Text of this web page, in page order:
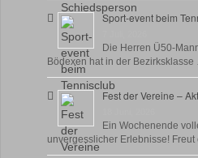
Sport-event beim
Die Herren Ü50-
Bödexen hat in der
Fest der Vereine –
Ein Wochenende
unvergesslicher Erlebnisse!